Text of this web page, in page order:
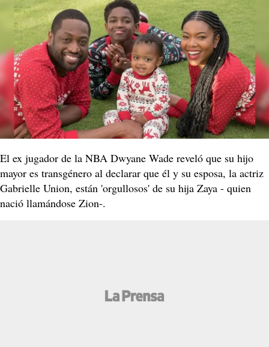
El ex jugador de la NBA Dwyane Wade reveló que su hijo
mayor es transgénero al declarar que él y su esposa, la actriz
Gabrielle Union, están 'orgullosos' de su hija Zaya - quien
nació llamándose Zion-.